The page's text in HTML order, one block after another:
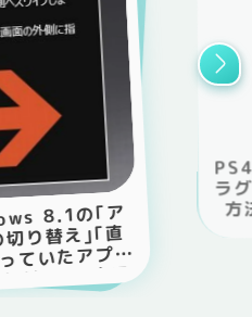
PS4リモートプレイの
ラグ・遅延を改善する
方法【設定と通信環